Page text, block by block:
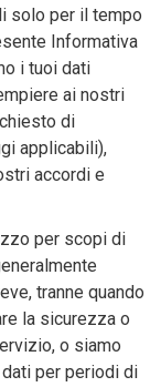
solo per il tempo
Informativa
i tuoi dati
ai nostri
di
applicabili),
accordi e
per scopi di
tranne quando
la sicurezza o
o siamo
per periodi di